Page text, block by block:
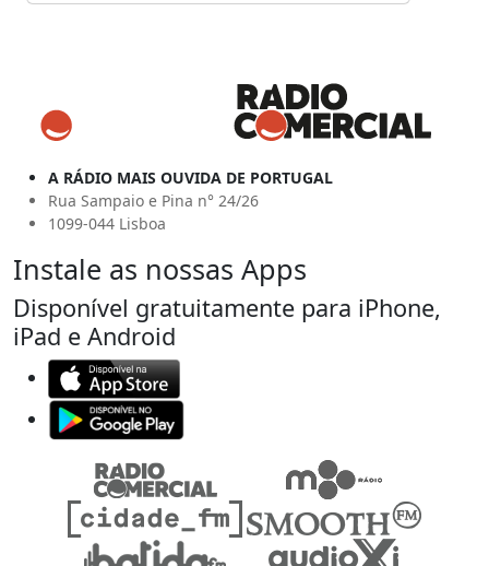
A RÁDIO MAIS OUVIDA DE PORTUGAL
Rua Sampaio e Pina n° 24/26
1099-044 Lisboa
Instale as nossas Apps
Disponível gratuitamente para iPhone,
iPad e Android